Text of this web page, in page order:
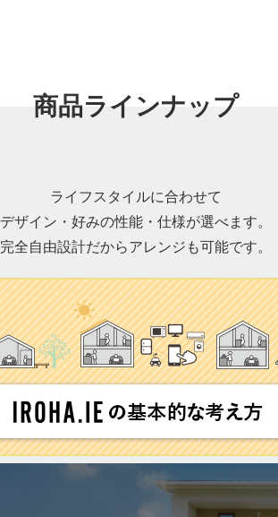
商品ラインナップ
ライフスタイルに合わせて
デザイン・好みの性能・仕様が選べます。
完全自由設計だからアレンジも可能です。